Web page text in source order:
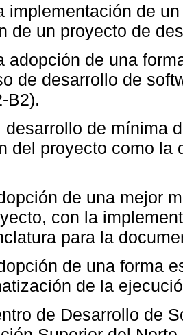
de un
de un proyecto de
de una
de desarrollo de
B2).
de mínima
del proyecto como la
de una mejor
con la
para la
de una forma
de la
de Desarrollo de